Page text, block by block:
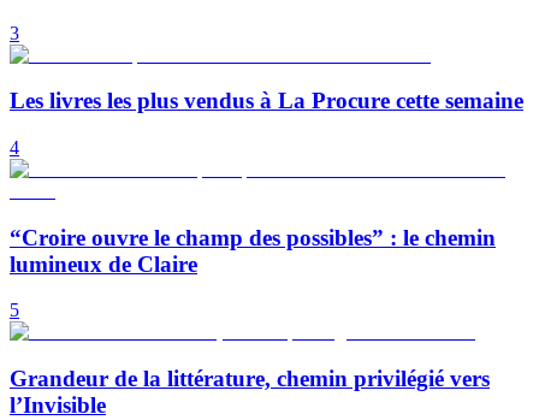
3
Les livres les plus vendus à La Procure cette semaine
4
“Croire ouvre le champ des possibles” : le chemin
lumineux de Claire
5
Grandeur de la littérature, chemin privilégié vers
l’Invisible